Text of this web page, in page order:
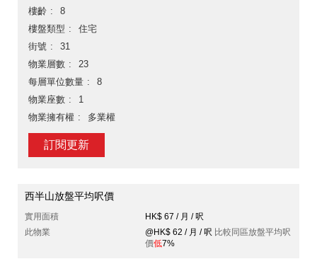
樓齡
8
樓盤類型
住宅
街號
31
物業層數
23
每層單位數量
8
物業座數
1
物業擁有權
多業權
訂閱更新
西半山放盤平均呎價
實用面積
HK$ 67 / 月 / 呎
此物業
@HK$ 62 / 月 / 呎 比較同區放盤平均呎
價低7%